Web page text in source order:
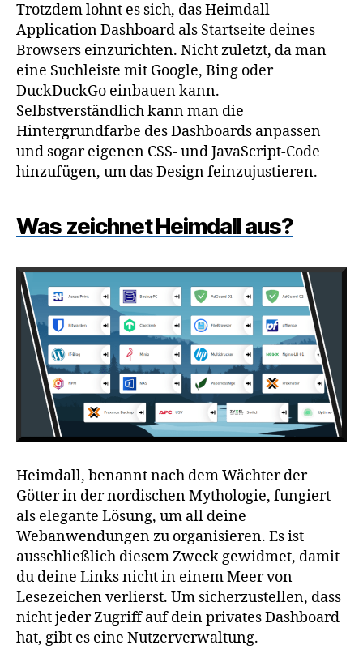
Trotzdem lohnt es sich, das Heimdall
Application Dashboard als Startseite deines
Browsers einzurichten. Nicht zuletzt, da man
eine Suchleiste mit Google, Bing oder
DuckDuckGo einbauen kann.
Selbstverständlich kann man die
Hintergrundfarbe des Dashboards anpassen
und sogar eigenen CSS- und JavaScript-Code
hinzufügen, um das Design feinzujustieren.
Was zeichnet Heimdall aus?
Heimdall, benannt nach dem Wächter der
Götter in der nordischen Mythologie, fungiert
als elegante Lösung, um all deine
Webanwendungen zu organisieren. Es ist
ausschließlich diesem Zweck gewidmet, damit
du deine Links nicht in einem Meer von
Lesezeichen verlierst. Um sicherzustellen, dass
nicht jeder Zugriff auf dein privates Dashboard
hat, gibt es eine Nutzerverwaltung.